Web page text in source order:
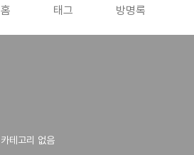
홈 태그 방명록
카테고리 없음